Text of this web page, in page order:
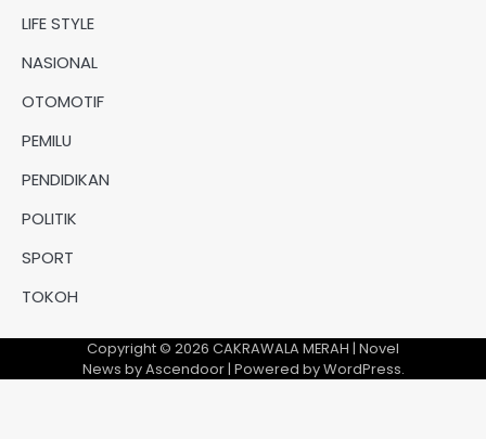
LIFE STYLE
NASIONAL
OTOMOTIF
PEMILU
PENDIDIKAN
POLITIK
SPORT
TOKOH
Copyright © 2026 CAKRAWALA MERAH | Novel
News byAscendoor| Powered byWordPress.